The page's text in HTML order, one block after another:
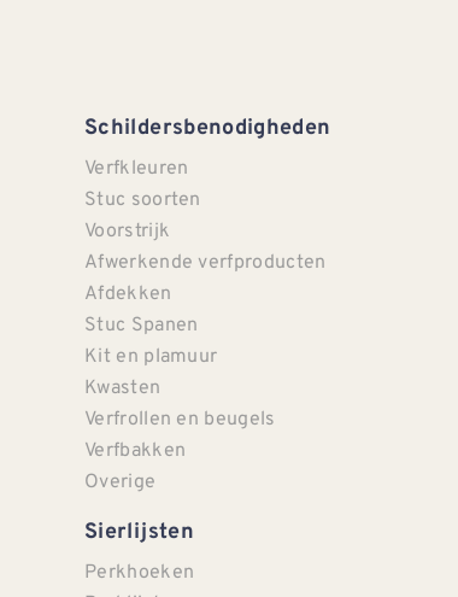
Schildersbenodigheden
Verfkleuren
Stuc soorten
Voorstrijk
Afwerkende verfproducten
Afdekken
Stuc Spanen
Kit en plamuur
Kwasten
Verfrollen en beugels
Verfbakken
Overige
Sierlijsten
Perkhoeken